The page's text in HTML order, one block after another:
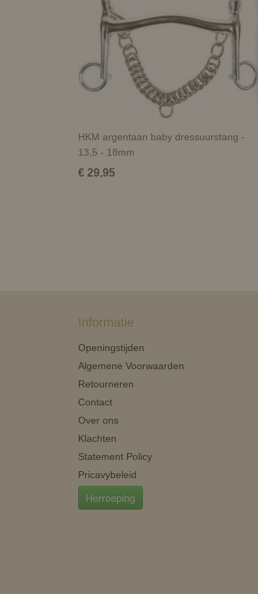
HKM argentaan baby dressuurstang -
13,5 - 18mm
€ 29,95
Informatie
Openingstijden
Algemene Voorwaarden
Retourneren
Contact
Over ons
Klachten
Statement Policy
Pricavybeleid
Herroeping